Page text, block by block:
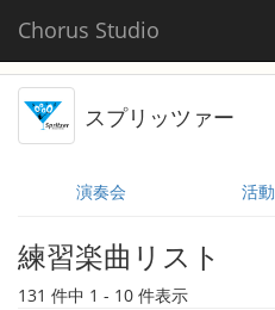
Chorus Studio
スプリッツァー
演奏会 活動
練習楽曲リスト
131 件中 1 - 10 件表示